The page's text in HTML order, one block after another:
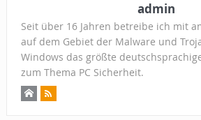
admin
Seit über 16 Jahren betreibe ich mit
auf dem Gebiet der Malware und
Windows das größte
zum Thema PC Sicherheit.